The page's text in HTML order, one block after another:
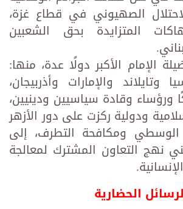
الصهيوني في قطاع غزة،
المتزايدة بحق الشعبين
الإمام الأكبر دولًا عدة، منها:
وتايلاند والإمارات وأذربيجان،
ورؤساء وقادة سياسيين ودينيين،
ودولية ركزت على دور الأزهر
ومكافحة التطرف، إلى
نهج التعاون المشترك لمعالجة
الحضارية